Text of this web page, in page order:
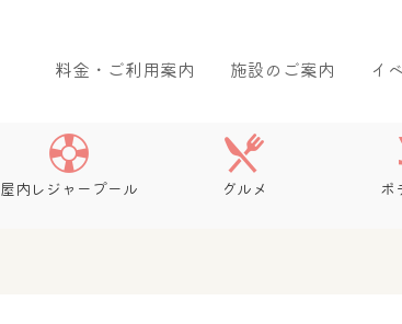
料金・ご利用案内 施設のご案内 イ
屋内レジャープール グルメ ボ